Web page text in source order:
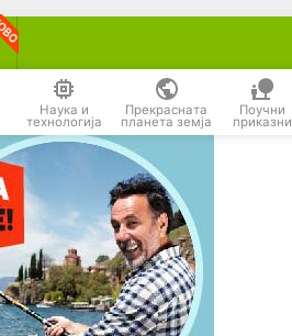
Наука и
технологија
Прекрасната
планета земја
Поучни
приказни